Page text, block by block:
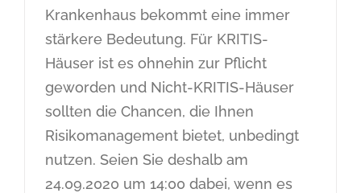
Krankenhaus bekommt eine immer
stärkere Bedeutung. Für KRITIS-
Häuser ist es ohnehin zur Pflicht
geworden und Nicht-KRITIS-Häuser
sollten die Chancen, die Ihnen
Risikomanagement bietet, unbedingt
nutzen. Seien Sie deshalb am
24.09.2020 um 14:00 dabei, wenn es